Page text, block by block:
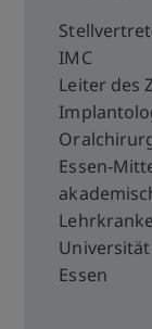
IMC
Leiter des
Essen-
Essen